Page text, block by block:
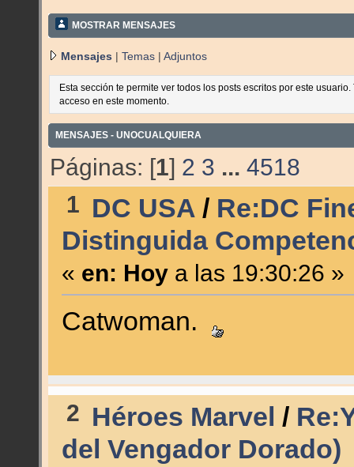
MOSTRAR MENSAJES
Mensajes | Temas | Adjuntos
Esta sección te permite ver todos los posts escritos por este
acceso en este momento.
MENSAJES - UNOCUALQUIERA
Páginas: [1] 2 3 ...4518
1 DC USA / Re:DC
Distinguida
« en: Hoya las 19:30:26 »
Catwoman.
2 Héroes Marvel /
del Vengador Dorado)